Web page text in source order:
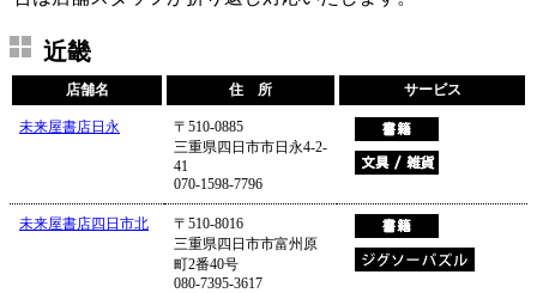
近畿
店舗名 住 所 サービス
未来屋書店日永
〒510-0885
三重県四日市市日永4-2-
41
070-1598-7796
未来屋書店四日市北
〒510-8016
三重県四日市市富州原
町2番40号
080-7395-3617